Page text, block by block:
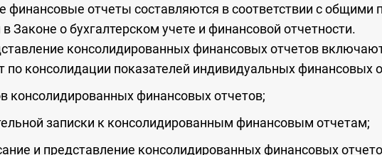
финансовые отчеты составляются в соответствии с общими
Законе о бухгалтерском учете и финансовой отчетности.
консолидированных финансовых отчетов
по консолидации показателей индивидуальных финансовых
консолидированных финансовых отчетов;
записки к консолидированным финансовым отчетам;
и представление консолидированных финансовых